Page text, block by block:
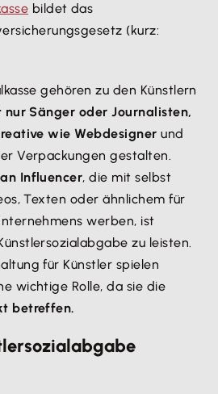
bildet das
(kurz:
gehören zu den Künstlern
nur Sänger oder Journalisten,
wie Webdesigner und
Verpackungen gestalten.
Influencer, die mit selbst
Texten oder ähnlichem für
werben, ist
zu leisten.
für Künstler spielen
wichtige Rolle, da sie die
betreffen.